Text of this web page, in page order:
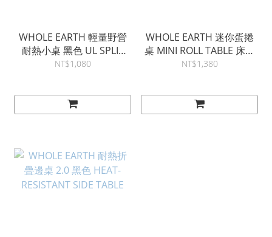
WHOLE EARTH 輕量野營
耐熱小桌 黑色 UL SPLIT
COMPACT TABLE 野餐桌
NT$1,080
WHOLE EARTH 迷你蛋捲
桌 MINI ROLL TABLE 床邊
桌
NT$1,380